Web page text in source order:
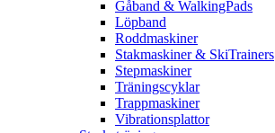
Gåband & WalkingPads
Löpband
Roddmaskiner
Stakmaskiner & SkiTrainers
Stepmaskiner
Träningscyklar
Trappmaskiner
Vibrationsplattor